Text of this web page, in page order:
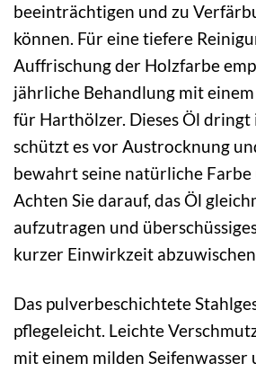
beeinträchtigen und zu
können. Für eine tiefere
Auffrischung der Holzfarbe
jährliche Behandlung mit
für Harthölzer. Dieses Öl dringt
schützt es vor Austrocknung
bewahrt seine natürliche Farbe
Achten Sie darauf, das Öl
aufzutragen und
kurzer Einwirkzeit
Das pulverbeschichtete
pflegeleicht. Leichte
mit einem milden Seifenwasser